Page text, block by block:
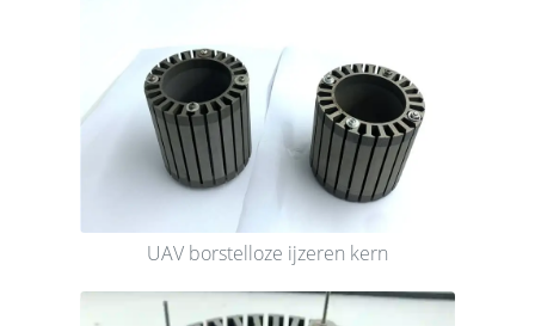
UAV borstelloze ijzeren kern